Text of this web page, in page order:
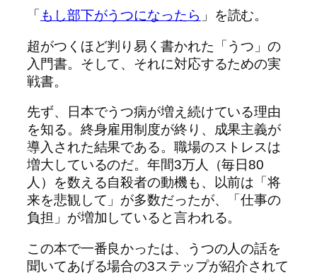
「 もし部下がうつになったら 」を読む。
超がつくほど判り易く書かれた「うつ」の
入門書。そして、それに対応するための実
戦書。
先ず、日本でうつ病が増え続けている理由
を知る。終身雇用制度が終り、成果主義が
導入された結果である。職場のストレスは
増大しているのだ。年間3万人（毎日80
人）を数える自殺者の動機も、以前は「将
来を悲観して」が多数だったが、「仕事の
負担」が増加していると言われる。
この本で一番良かったは、うつの人の話を
聞いてあげる場合の3ステップが紹介されて